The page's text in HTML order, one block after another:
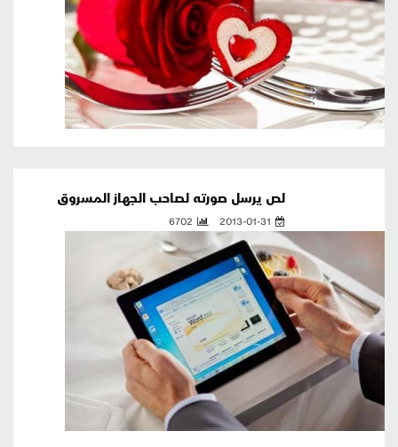
لص يرسل صورته لصاحب الجهاز المسروق
2013-01-31
6702